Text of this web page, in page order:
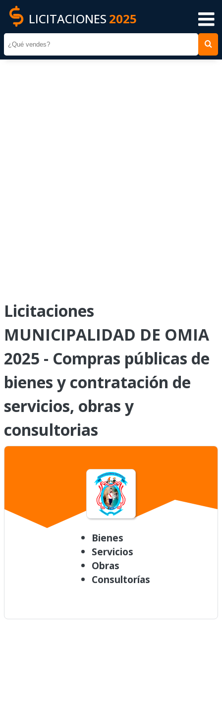
LICITACIONES 2025
Licitaciones
MUNICIPALIDAD DE OMIA
2025 - Compras públicas de
bienes y contratación de
servicios, obras y
consultorias
Bienes
Servicios
Obras
Consultorías